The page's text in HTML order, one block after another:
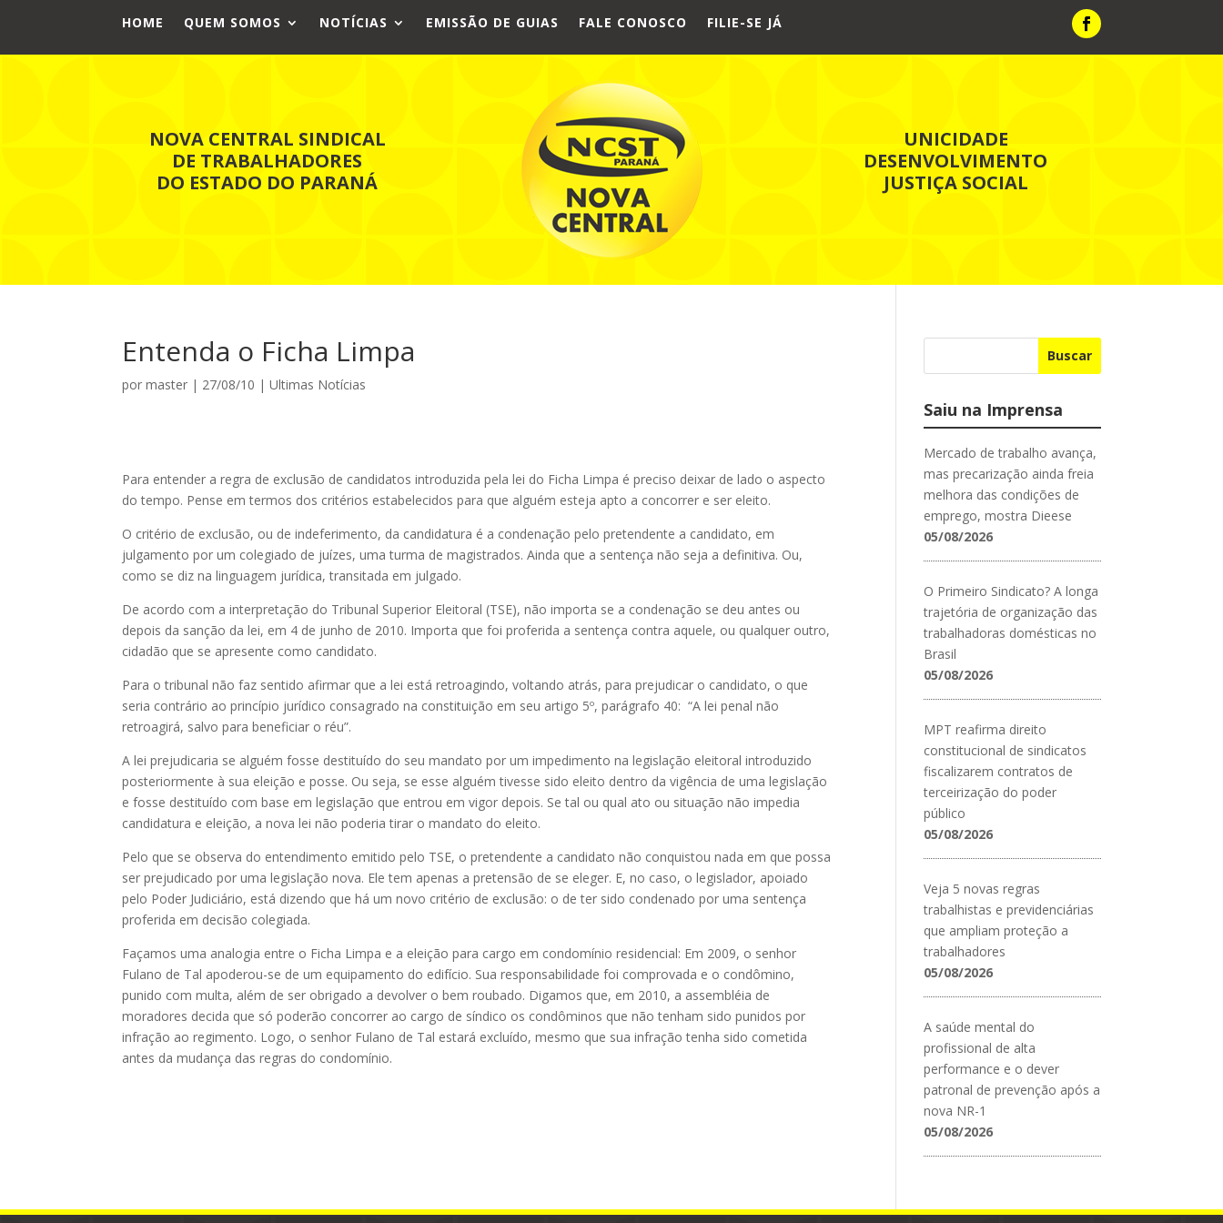
HOME QUEM SOMOS NOTÍCIAS EMISSÃO DE GUIAS FALE CONOSCO FILIE-SE JÁ
NOVA CENTRAL SINDICAL
DE TRABALHADORES
DO ESTADO DO PARANÁ
UNICIDADE
DESENVOLVIMENTO
JUSTIÇA SOCIAL
Entenda o Ficha Limpa
pormaster | 27/08/10 |Ultimas Notícias
Para entender a regra de exclusão de candidatos introduzida pela lei do Ficha Limpa é preciso deixar de lado o aspecto
do tempo. Pense em termos dos critérios estabelecidos para que alguém esteja apto a concorrer e ser eleito.
O critério de exclusão, ou de indeferimento, da candidatura é a condenação pelo pretendente a candidato, em
julgamento por um colegiado de juízes, uma turma de magistrados. Ainda que a sentença não seja a definitiva. Ou,
como se diz na linguagem jurídica, transitada em julgado.
De acordo com a interpretação do Tribunal Superior Eleitoral (TSE), não importa se a condenação se deu antes ou
depois da sanção da lei, em 4 de junho de 2010. Importa que foi proferida a sentença contra aquele, ou qualquer outro,
cidadão que se apresente como candidato.
Para o tribunal não faz sentido afirmar que a lei está retroagindo, voltando atrás, para prejudicar o candidato, o que
seria contrário ao princípio jurídico consagrado na constituição em seu artigo 5º, parágrafo 40: “A lei penal não
retroagirá, salvo para beneficiar o réu”.
A lei prejudicaria se alguém fosse destituído do seu mandato por um impedimento na legislação eleitoral introduzido
posteriormente à sua eleição e posse. Ou seja, se esse alguém tivesse sido eleito dentro da vigência de uma legislação
e fosse destituído com base em legislação que entrou em vigor depois. Se tal ou qual ato ou situação não impedia
candidatura e eleição, a nova lei não poderia tirar o mandato do eleito.
Pelo que se observa do entendimento emitido pelo TSE, o pretendente a candidato não conquistou nada em que possa
ser prejudicado por uma legislação nova. Ele tem apenas a pretensão de se eleger. E, no caso, o legislador, apoiado
pelo Poder Judiciário, está dizendo que há um novo critério de exclusão: o de ter sido condenado por uma sentença
proferida em decisão colegiada.
Façamos uma analogia entre o Ficha Limpa e a eleição para cargo em condomínio residencial: Em 2009, o senhor
Fulano de Tal apoderou-se de um equipamento do edifício. Sua responsabilidade foi comprovada e o condômino,
punido com multa, além de ser obrigado a devolver o bem roubado. Digamos que, em 2010, a assembléia de
moradores decida que só poderão concorrer ao cargo de síndico os condôminos que não tenham sido punidos por
infração ao regimento. Logo, o senhor Fulano de Tal estará excluído, mesmo que sua infração tenha sido cometida
antes da mudança das regras do condomínio.
Buscar
Saiu na Imprensa
Mercado de trabalho avança,
mas precarização ainda freia
melhora das condições de
emprego, mostra Dieese
05/08/2026
O Primeiro Sindicato? A longa
trajetória de organização das
trabalhadoras domésticas no
Brasil
05/08/2026
MPT reafirma direito
constitucional de sindicatos
fiscalizarem contratos de
terceirização do poder
público
05/08/2026
Veja 5 novas regras
trabalhistas e previdenciárias
que ampliam proteção a
trabalhadores
05/08/2026
A saúde mental do
profissional de alta
performance e o dever
patronal de prevenção após a
nova NR-1
05/08/2026